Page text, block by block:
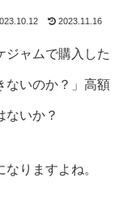
2023.11.16
ジャムで購入した
ないのか？」高額
ないか？
りますよね。